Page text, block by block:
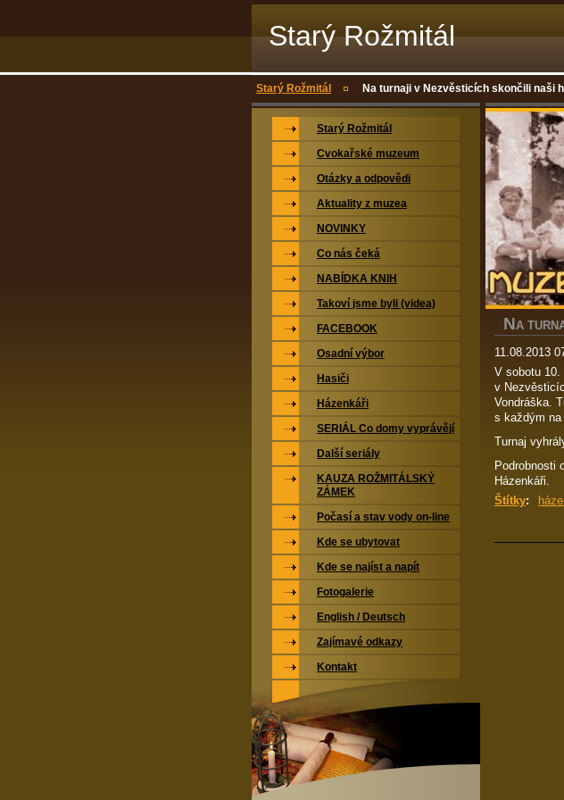
Starý Rožmitál
Starý Rožmitál Na turnaji v Nezvěsticích skončili naši
NA
11.08.2013
V sobotu 10.
v
Vondráška.
s každým
Turnaj
Podrobnosti
Házenkáři.
Štítky:
Starý Rožmitál
Cvokařské muzeum
Otázky a odpovědi
Aktuality z muzea
NOVINKY
Co nás čeká
NABÍDKA KNIH
Takoví jsme byli (videa)
FACEBOOK
Osadní výbor
Hasiči
Házenkáři
SERIÁL Co domy vyprávějí
Další seriály
KAUZA ROŽMITÁLSKÝ
ZÁMEK
Počasí a stav vody on-line
Kde se ubytovat
Kde se najíst a napít
Fotogalerie
English / Deutsch
Zajímavé odkazy
Kontakt